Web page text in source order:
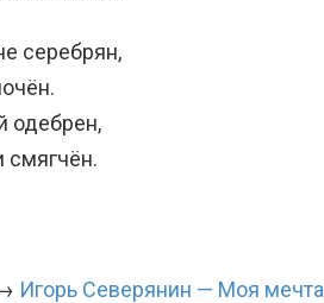
серебрян,
одебрен,
смягчён.
Игорь Северянин — Моя мечта